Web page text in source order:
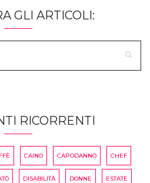
GLI ARTICOLI:
RICORRENTI
CAINO CAPODANNO CHEF
DISABILITÀ DONNE ESTATE